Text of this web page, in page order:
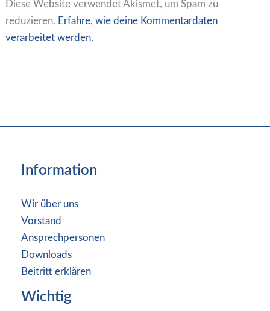
Diese Website verwendet Akismet, um Spam zu
reduzieren. Erfahre, wie deine Kommentardaten
verarbeitet werden.
Information
Wir über uns
Vorstand
Ansprechpersonen
Downloads
Beitritt erklären
Wichtig